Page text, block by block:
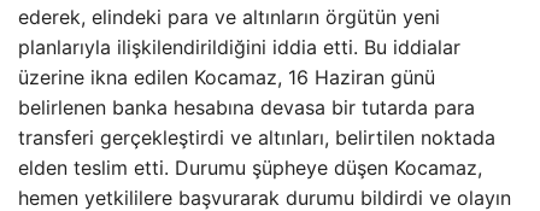
ederek, elindeki para ve altınların örgütün yeni
planlarıyla ilişkilendirildiğini iddia etti. Bu iddialar
üzerine ikna edilen Kocamaz, 16 Haziran günü
belirlenen banka hesabına devasa bir tutarda para
transferi gerçekleştirdi ve altınları, belirtilen noktada
elden teslim etti. Durumu şüpheye düşen Kocamaz,
hemen yetkililere başvurarak durumu bildirdi ve olayın